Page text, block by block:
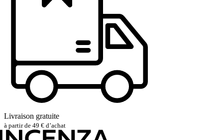
Livraison gratuite
à partir de 49 € d’achat